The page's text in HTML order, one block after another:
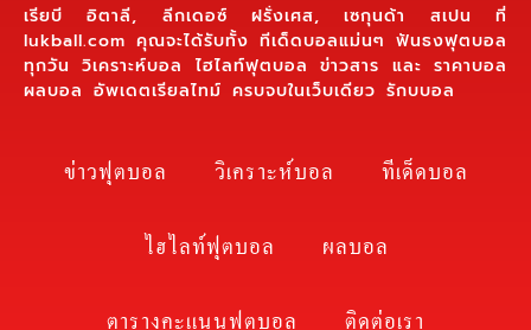
เรียบี อิตาลี, ลีกเดอซ์ ฝรั่งเศส, เซกุนด้า สเปน ที่
lukball.com คุณจะได้รับทั้ง ทีเด็ดบอลแม่นๆ ฟันธงฟุตบอล
ทุกวัน วิเคราะห์บอล ไฮไลท์ฟุตบอล ข่าวสาร และ ราคาบอล
ผลบอล อัพเดตเรียลไทม์ ครบจบในเว็บเดียว รักบบอล
ข่าวฟุตบอล วิเคราะห์บอล
ทีเด็ดบอล
ไฮไลท์ฟุตบอล
ผลบอล
ตารางคะแนนฟุตบอล
ติดต่อเรา